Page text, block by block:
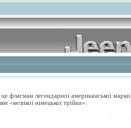
флагман легендарної американської марки,
німецької трійки».